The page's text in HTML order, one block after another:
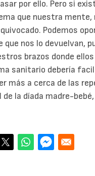
por ello. Pero si
que nuestra
Podemos
nos lo devuelvan,
brazos donde
sanitario debería
más a cerca de las
la díada madre-